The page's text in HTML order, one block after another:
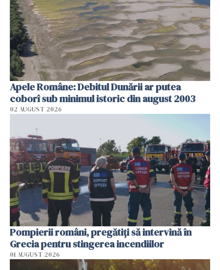
Apele Române: Debitul Dunării ar putea
coborî sub minimul istoric din august 2003
02 AUGUST 2026
Pompierii români, pregătiţi să intervină în
Grecia pentru stingerea incendiilor
01 AUGUST 2026